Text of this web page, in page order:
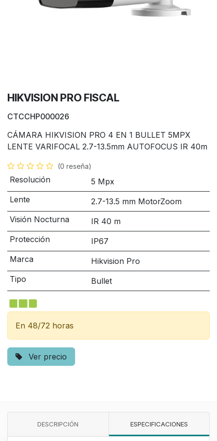
HIKVISION PRO FISCAL
CTCCHP000026
CÁMARA HIKVISION PRO 4 EN 1 BULLET 5MPX
LENTE VARIFOCAL 2.7-13.5mm AUTOFOCUS IR 40m
(0 reseña)
Resolución
5 Mpx
Lente
2.7-13.5 mm MotorZoom
Visión Nocturna
IR 40 m
Protección
IP67
Marca
Hikvision Pro
Tipo
Bullet
En 48/72 horas
Ver precio
DESCRIPCIÓN ESPECIFICACIONES